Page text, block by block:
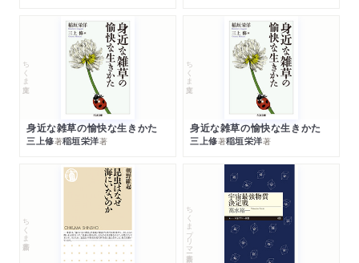
ちくま文庫
身近な雑草の愉快な生きかた
三上修著稲垣栄洋著
ちくま文庫
身近な雑草の愉快な生きかた
三上修著稲垣栄洋著
ちくま新書 ちくまプリマー新書